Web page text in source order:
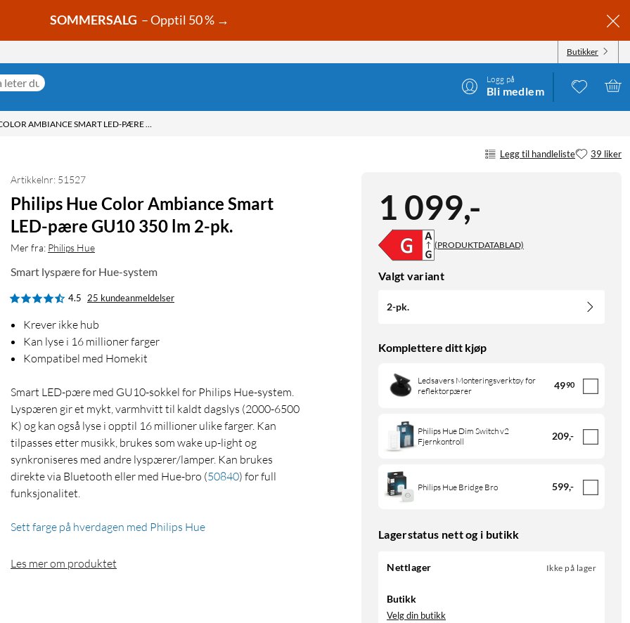
SOMMERSALG – Opptil 50 % →
Butikker
Logg på
Bli medlem
PHILIPS HUE COLOR AMBIANCE SMART LED-PÆRE GU10 350 LM 2-PK.
Legg til handleliste 39 liker
1 099,-
(PRODUKTDATABLAD)
Valgt variant
2-pk.
Komplettere ditt kjøp
Ledsavers Monteringsverktøy for
reflektorpærer
4990
Philips Hue Dim Switch v2
Fjernkontroll
209,-
Philips Hue Bridge Bro 599,-
Lagerstatus nett og i butikk
Nettlager Ikke på lager
Butikk
Velg din butikk
Artikkelnr: 51527
Philips Hue Color Ambiance Smart
LED-pære GU10 350 lm 2-pk.
Mer fra: Philips Hue
Smart lyspære for Hue-system
4.5 25 kundeanmeldelser
Krever ikke hub
Kan lyse i 16 millioner farger
Kompatibel med Homekit
Smart LED-pære med GU10-sokkel for Philips Hue-system.
Lyspæren gir et mykt, varmhvitt til kaldt dagslys (2000-6500
K) og kan også lyse i opptil 16 millioner ulike farger. Kan
tilpasses etter musikk, brukes som wake up-light og
synkroniseres med andre lyspærer/lamper. Kan brukes
direkte via Bluetooth eller med Hue-bro (50840) for full
funksjonalitet.
Sett farge på hverdagen med Philips Hue
Les mer om produktet